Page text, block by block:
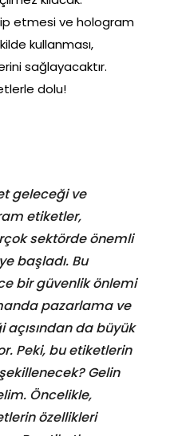
etmesi ve hologram
kullanması,
sağlayacaktır.
dolu!
geleceği ve
etiketler,
sektörde önemli
başladı. Bu
bir güvenlik önlemi
pazarlama ve
da büyük
Peki, bu etiketlerin
Gelin
Öncelikle,
özellikleri